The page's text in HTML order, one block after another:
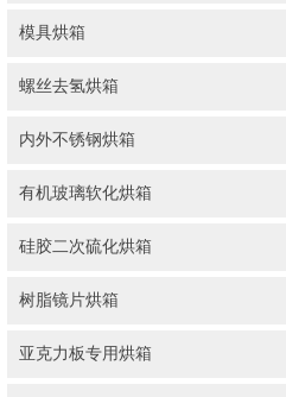
模具烘箱
螺丝去氢烘箱
内外不锈钢烘箱
有机玻璃软化烘箱
硅胶二次硫化烘箱
树脂镜片烘箱
亚克力板专用烘箱